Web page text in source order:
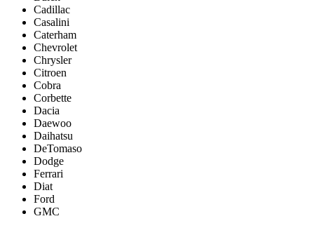
Cadillac
Casalini
Caterham
Chevrolet
Chrysler
Citroen
Cobra
Corbette
Dacia
Daewoo
Daihatsu
DeTomaso
Dodge
Ferrari
Diat
Ford
GMC